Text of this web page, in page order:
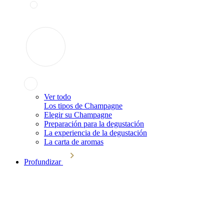
Ver todo
Los tipos de Champagne
Elegir su Champagne
Preparación para la degustación
La experiencia de la degustación
La carta de aromas
Profundizar